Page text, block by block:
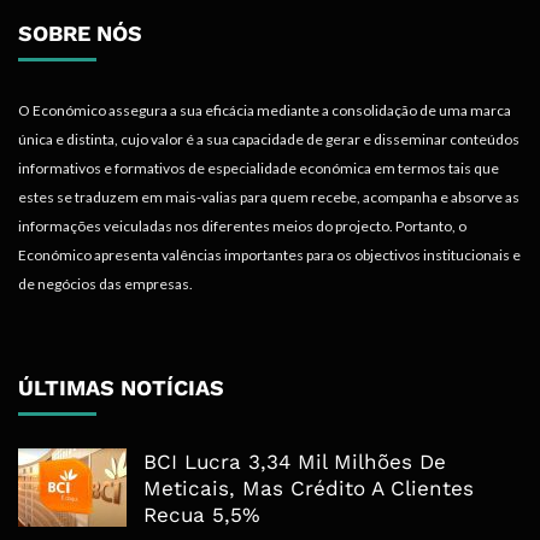
SOBRE NÓS
O Económico assegura a sua eficácia mediante a consolidação de uma marca
única e distinta, cujo valor é a sua capacidade de gerar e disseminar conteúdos
informativos e formativos de especialidade económica em termos tais que
estes se traduzem em mais-valias para quem recebe, acompanha e absorve as
informações veiculadas nos diferentes meios do projecto. Portanto, o
Económico apresenta valências importantes para os objectivos institucionais e
de negócios das empresas.
ÚLTIMAS NOTÍCIAS
BCI Lucra 3,34 Mil Milhões De
Meticais, Mas Crédito A Clientes
Recua 5,5%